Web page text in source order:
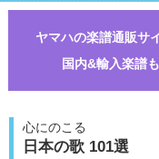
ヤマハの楽譜通販サ
国内&輸入楽譜
心にのこる
日本の歌 101選